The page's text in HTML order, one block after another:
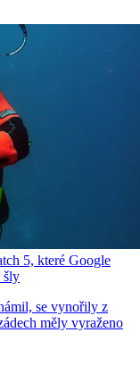
5, které Google
šly
se vynořily z
měly vyraženo